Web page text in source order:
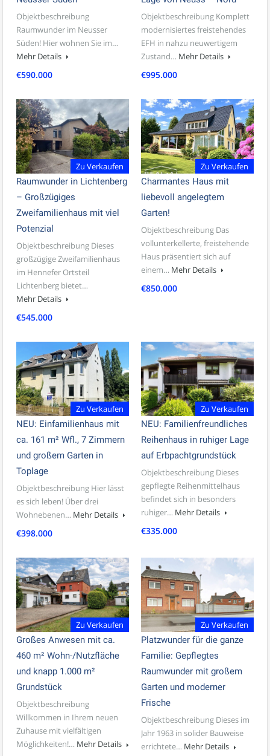
Objektbeschreibung
Raumwunder im Neusser
Süden! Hier wohnen Sie im…
Mehr Details
€590.000
Objektbeschreibung Komplett
modernisiertes freistehendes
EFH in nahzu neuwertigem
Zustand… Mehr Details
€995.000
Zu Verkaufen
Raumwunder in Lichtenberg
– Großzügiges
Zweifamilienhaus mit viel
Potenzial
Objektbeschreibung Dieses
großzügige Zweifamilienhaus
im Hennefer Ortsteil
Lichtenberg bietet…
Mehr Details
€545.000
Zu Verkaufen
Charmantes Haus mit
liebevoll angelegtem
Garten!
Objektbeschreibung Das
vollunterkellerte, freistehende
Haus präsentiert sich auf
einem… Mehr Details
€850.000
Zu Verkaufen
NEU: Einfamilienhaus mit
ca. 161 m² Wfl., 7 Zimmern
und großem Garten in
Toplage
Objektbeschreibung Hier lässt
es sich leben! Über drei
Wohnebenen… Mehr Details
€398.000
Zu Verkaufen
NEU: Familienfreundliches
Reihenhaus in ruhiger Lage
auf Erbpachtgrundstück
Objektbeschreibung Dieses
gepflegte Reihenmittelhaus
befindet sich in besonders
ruhiger… Mehr Details
€335.000
Zu Verkaufen
Großes Anwesen mit ca.
460 m² Wohn-/Nutzfläche
und knapp 1.000 m²
Grundstück
Objektbeschreibung
Willkommen in Ihrem neuen
Zuhause mit vielfältigen
Möglichkeiten!… Mehr Details
Zu Verkaufen
Platzwunder für die ganze
Familie: Gepflegtes
Raumwunder mit großem
Garten und moderner
Frische
Objektbeschreibung Dieses im
Jahr 1963 in solider Bauweise
errichtete… Mehr Details